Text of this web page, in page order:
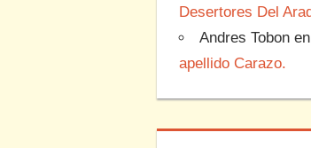
Desertores Del
Andres Tobon
apellido Carazo.